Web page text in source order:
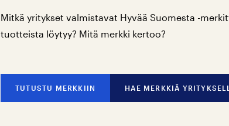
Mitkä yritykset valmistavat Hyvää Suomesta -
tuotteista löytyy? Mitä merkki kertoo?
TUTUSTU MERKKIIN HAE MERKKIÄ